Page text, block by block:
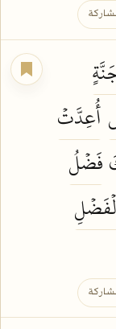
أُعِدَّتۡ
فَضۡلُ